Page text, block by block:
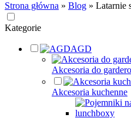
Strona główna » Blog » Latarnie
Kategorie
AGD
Akcesoria do
Akcesoria kuchenne